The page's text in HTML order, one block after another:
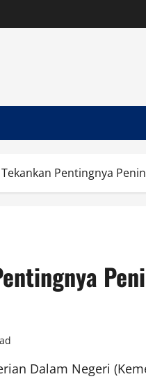
Pentingnya
Dalam Negeri